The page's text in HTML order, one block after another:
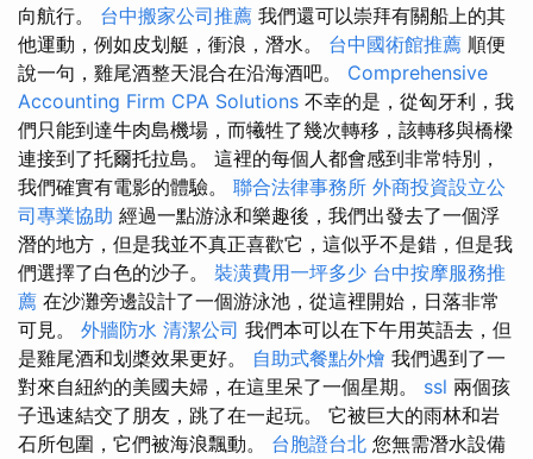
向航行。 台中搬家公司推薦 我們還可以崇拜有關船上的其
他運動，例如皮划艇，衝浪，潛水。 台中國術館推薦 順便
說一句，雞尾酒整天混合在沿海酒吧。 Comprehensive
Accounting Firm CPA Solutions 不幸的是，從匈牙利，我
們只能到達牛肉島機場，而犧牲了幾次轉移，該轉移與橋樑
連接到了托爾托拉島。 這裡的每個人都會感到非常特別，
我們確實有電影的體驗。 聯合法律事務所 外商投資設立公
司專業協助 經過一點游泳和樂趣後，我們出發去了一個浮
潛的地方，但是我並不真正喜歡它，這似乎不是錯，但是我
們選擇了白色的沙子。 裝潢費用一坪多少 台中按摩服務推
薦 在沙灘旁邊設計了一個游泳池，從這裡開始，日落非常
可見。 外牆防水 清潔公司 我們本可以在下午用英語去，但
是雞尾酒和划槳效果更好。 自助式餐點外燴 我們遇到了一
對來自紐約的美國夫婦，在這里呆了一個星期。 ssl 兩個孩
子迅速結交了朋友，跳了在一起玩。 它被巨大的雨林和岩
石所包圍，它們被海浪飄動。 台胞證台北 您無需潛水設備